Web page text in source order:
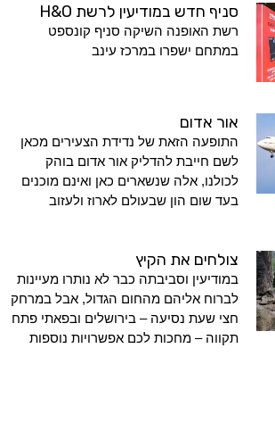
סניף חדש במודיעין לרשת H&O
רשת האופנה השיקה סניף קונספט
במתחם ישפרו במרכז עינב
אור אדום
התופעה הזאת של נדידת הצעירים מכאן
לשם חייבת להדליק אור אדום בוהק
לכולנו, אלה שנשארים כאן ואינם מוכנים
בעד שום הון שבעולם לארוז ולעזוב
צולחים את הקיץ
במודיעין וסביבתה כבר לא נותרו מעיינות
לברוח אליהם מהחום הגדול, אבל במרחק
חצי שעת נסיעה – בירושלים ובפאתי פתח
תקווה – מחכות לכם אפשרויות נוספות